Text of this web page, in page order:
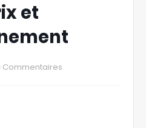
et
Commentaires